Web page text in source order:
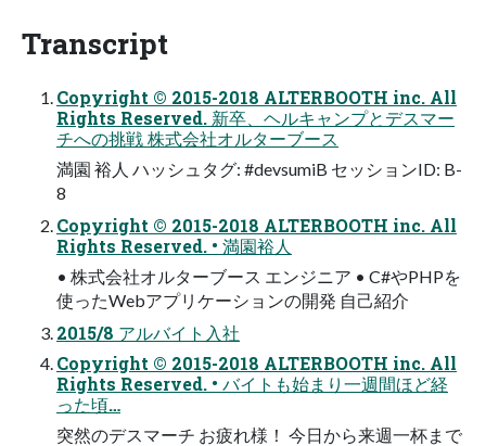
Transcript
Copyright © 2015-2018 ALTERBOOTH inc. All
Rights Reserved. 新卒、ヘルキャンプとデスマー
チへの挑戦 株式会社オルターブース
満園 裕人 ハッシュタグ: #devsumiB セッションID: B-
8
Copyright © 2015-2018 ALTERBOOTH inc. All
Rights Reserved. • 満園裕人
• 株式会社オルターブース エンジニア • C#やPHPを
使ったWebアプリケーションの開発 自己紹介
2015/8 アルバイト入社
Copyright © 2015-2018 ALTERBOOTH inc. All
Rights Reserved. • バイトも始まり一週間ほど経
った頃…
突然のデスマーチ お疲れ様！ 今日から来週一杯まで